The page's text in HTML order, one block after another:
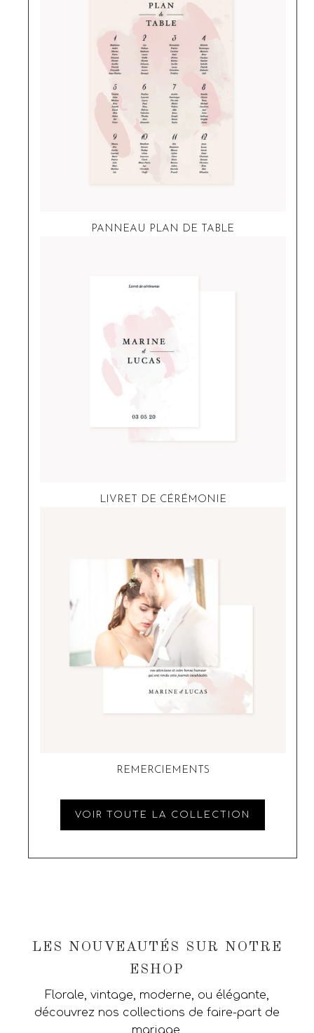
PANNEAU PLAN DE TABLE
LIVRET DE CÉRÉMONIE
REMERCIEMENTS
VOIR TOUTE LA COLLECTION
LES NOUVEAUTÉS SUR NOTRE
ESHOP
Florale, vintage, moderne, ou élégante,
découvrez nos collections de faire-part de
mariage,